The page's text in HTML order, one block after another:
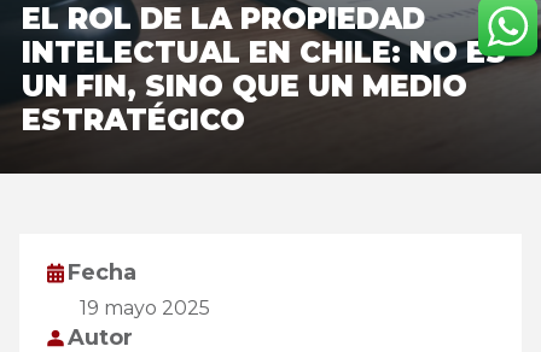
EL ROL DE LA PROPIEDAD
INTELECTUAL EN CHILE: NO ES
UN FIN, SINO QUE UN MEDIO
ESTRATÉGICO
Fecha
19 mayo 2025
Autor